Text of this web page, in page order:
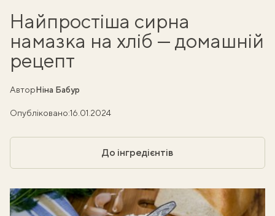
Найпростіша сирна
намазка на хліб — домашній
рецепт
АвторНіна Бабур
Опубліковано:16.01.2024
До інгредієнтів